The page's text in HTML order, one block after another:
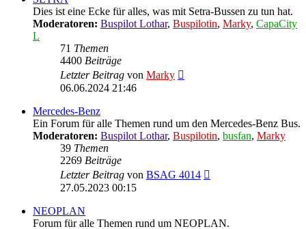
Dies ist eine Ecke für alles, was mit Setra-Bussen zu tun hat.
Moderatoren: Buspilot Lothar, Buspilotin, Marky, CapaCity
L
71 Themen
4400 Beiträge
Letzter Beitrag von Marky
06.06.2024 21:46
Mercedes-Benz
Ein Forum für alle Themen rund um den Mercedes-Benz Bus.
Moderatoren: Buspilot Lothar, Buspilotin, busfan, Marky
39 Themen
2269 Beiträge
Letzter Beitrag von BSAG 4014
27.05.2023 00:15
NEOPLAN
Forum für alle Themen rund um NEOPLAN.